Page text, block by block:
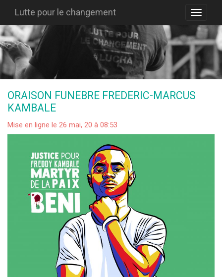
Lutte pour le changement
ORAISON FUNEBRE FREDERIC-MARCUS
KAMBALE
Mise en ligne le 26 mai, 20 à 08:53